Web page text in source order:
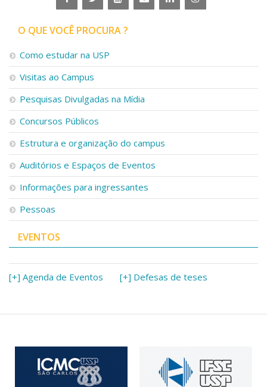
O QUE VOCÊ PROCURA ?
Como estudar na USP
Visitas ao Campus
Pesquisas Divulgadas na Mídia
Concursos Públicos
Estrutura e organização do campus
Auditórios e Espaços de Eventos
Informações para ingressantes
Pessoas
EVENTOS
[+] Agenda de Eventos [+] Defesas de teses